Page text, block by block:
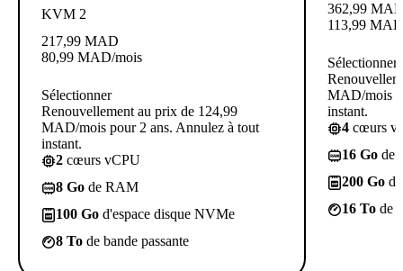
KVM 2
217,99 MAD
80,99 MAD/mois
Sélectionner
Renouvellement au prix de 124,99
MAD/mois pour 2 ans. Annulez à tout
instant.
2 cœurs vCPU
8 Go de RAM
100 Go d'espace disque NVMe
8 To de bande passante
362,99
113,99 MAD
Sélectionner
MAD/mois
instant.
4 cœurs
16 Go de
200 Go
16 To de